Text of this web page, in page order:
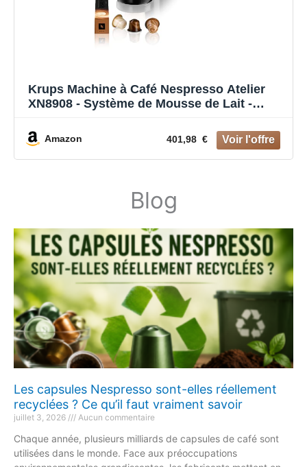
Krups Machine à Café Nespresso Atelier
XN8908 - Système de Mousse de Lait -
Verre Nespresso + Capsules - Pression 19
Bar - Noir/Argenté
Amazon 401,98 €
Blog
Les capsules Nespresso sont-elles réellement
recyclées ? Ce qu’il faut vraiment savoir
juillet 3, 2026 Aucun commentaire
Chaque année, plusieurs milliards de capsules de café sont
utilisées dans le monde. Face aux préoccupations